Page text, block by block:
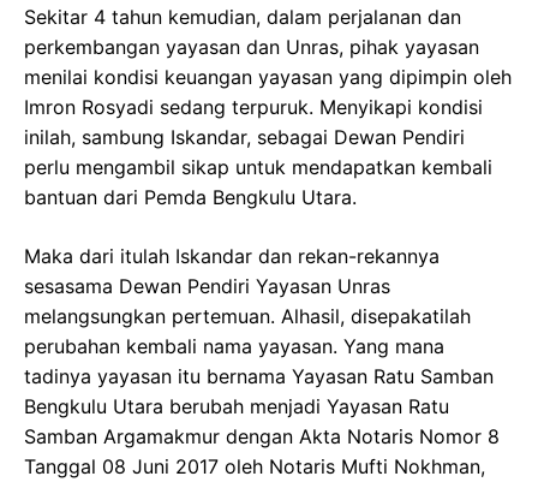
Sekitar 4 tahun kemudian, dalam perjalanan dan
perkembangan yayasan dan Unras, pihak yayasan
menilai kondisi keuangan yayasan yang dipimpin oleh
Imron Rosyadi sedang terpuruk. Menyikapi kondisi
inilah, sambung Iskandar, sebagai Dewan Pendiri
perlu mengambil sikap untuk mendapatkan kembali
bantuan dari Pemda Bengkulu Utara.
Maka dari itulah Iskandar dan rekan-rekannya
sesasama Dewan Pendiri Yayasan Unras
melangsungkan pertemuan. Alhasil, disepakatilah
perubahan kembali nama yayasan. Yang mana
tadinya yayasan itu bernama Yayasan Ratu Samban
Bengkulu Utara berubah menjadi Yayasan Ratu
Samban Argamakmur dengan Akta Notaris Nomor 8
Tanggal 08 Juni 2017 oleh Notaris Mufti Nokhman,